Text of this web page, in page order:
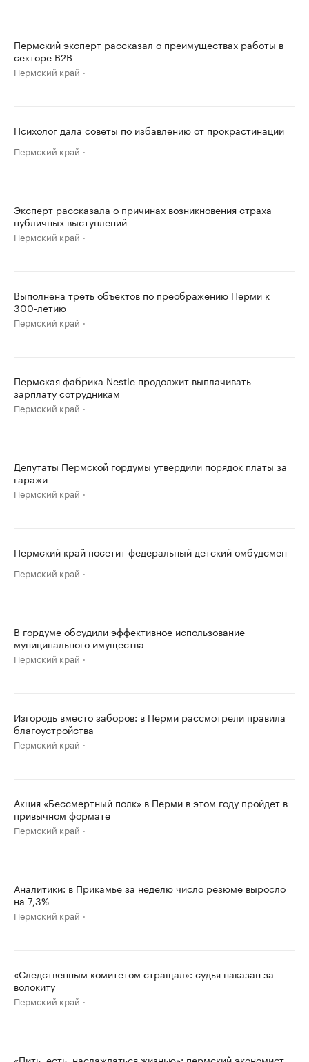
Пермский эксперт рассказал о преимуществах работы в
секторе B2B
Пермский край
Психолог дала советы по избавлению от прокрастинации
Пермский край
Эксперт рассказала о причинах возникновения страха
публичных выступлений
Пермский край
Выполнена треть объектов по преображению Перми к
300-летию
Пермский край
Пермская фабрика Nestle продолжит выплачивать
зарплату сотрудникам
Пермский край
Депутаты Пермской гордумы утвердили порядок платы за
гаражи
Пермский край
Пермский край посетит федеральный детский омбудсмен
Пермский край
В гордуме обсудили эффективное использование
муниципального имущества
Пермский край
Изгородь вместо заборов: в Перми рассмотрели правила
благоустройства
Пермский край
Акция «Бессмертный полк» в Перми в этом году пройдет в
привычном формате
Пермский край
Аналитики: в Прикамье за неделю число резюме выросло
на 7,3%
Пермский край
«Следственным комитетом стращал»: судья наказан за
волокиту
Пермский край